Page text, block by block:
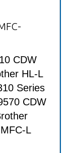
CDW
HL-L
Series
CDW
L